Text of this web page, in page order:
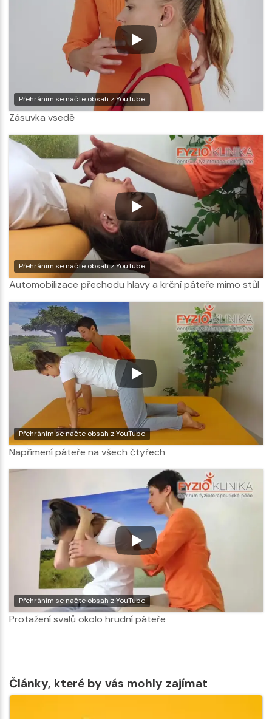
Přehráním se načte obsah z YouTube
Zásuvka vsedě
Přehráním se načte obsah z YouTube
Automobilizace přechodu hlavy a krční páteře mimo stůl
Přehráním se načte obsah z YouTube
Napřímení páteře na všech čtyřech
Přehráním se načte obsah z YouTube
Protažení svalů okolo hrudní páteře
Články, které by vás mohly zajímat